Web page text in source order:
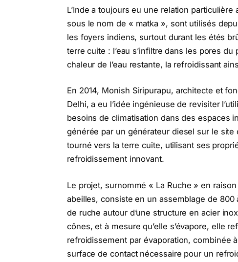
L’Inde a toujours eu une relation
sous le nom de « matka », sont utilisés
les foyers indiens, surtout durant les étés
terre cuite : l’eau s’infiltre dans les pores
chaleur de l’eau restante, la refroidissant
En 2014, Monish Siripurapu, architecte et
Delhi, a eu l’idée ingénieuse de revisiter
besoins de climatisation dans des espaces
générée par un générateur diesel sur le site
tourné vers la terre cuite, utilisant ses
refroidissement innovant.
Le projet, surnommé « La Ruche » en
abeilles, consiste en un assemblage de
de ruche autour d’une structure en acier
cônes, et à mesure qu’elle s’évapore, elle
refroidissement par évaporation, combinée
surface de contact nécessaire pour un